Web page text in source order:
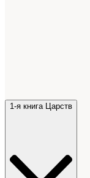
1-я книга Царств